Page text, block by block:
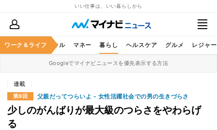
いい仕事は、いい暮らしから
ワーク＆ライフ
ア ビジネススキル マネー 暮らし ヘルスケア グルメ レジャー
Googleでマイナビニュースを優先表示する方法
連載
第9回 父親だってつらいよ - 女性活躍社会での男の生きづらさ
少しのがんばりが最大級のつらさをやわらげ
る